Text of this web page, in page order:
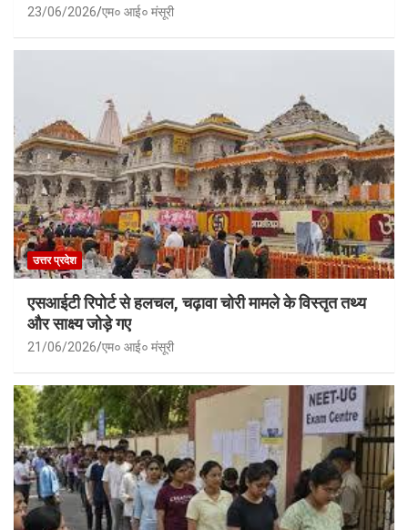
23/06/2026 एम० आई० मंसूरी
उत्तर प्रदेश
एसआईटी रिपोर्ट से हलचल, चढ़ावा चोरी मामले के विस्तृत तथ्य
और साक्ष्य जोड़े गए
21/06/2026 एम० आई० मंसूरी